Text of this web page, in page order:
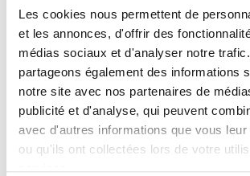
Les cookies nous permettent de
et les annonces, d'offrir des
médias sociaux et d'analyser notre
partageons également des informations
notre site avec nos partenaires de
publicité et d'analyse, qui peuvent
avec d'autres informations que vous
ou qu'ils ont collectées lors de votre
services.
Faits en bref Instructions
Levage et pivotement
Fonctionnement à
Convient aux breaks,
mini-bus.